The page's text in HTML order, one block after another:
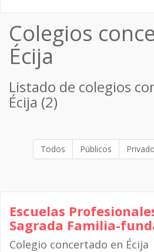
Colegios
Écija
Listado de colegios
Écija (2)
Todos Públicos
Escuelas
Sagrada Familia-
Colegio concertado en Écija